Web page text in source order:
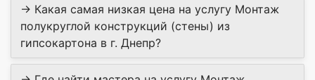
→ Какая самая низкая цена на услугу Монтаж
полукруглой конструкций (стены) из
гипсокартона в г. Днепр?